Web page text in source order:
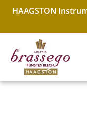
Direkt
Inhalt
HAAGSTON